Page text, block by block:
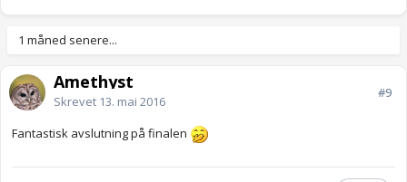
1 måned senere...
Amethyst
Skrevet 13. mai 2016
#9
Fantastisk avslutning på finalen